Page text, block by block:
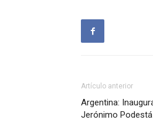
Artículo anterior
Argentina:
Jerónimo Podestá